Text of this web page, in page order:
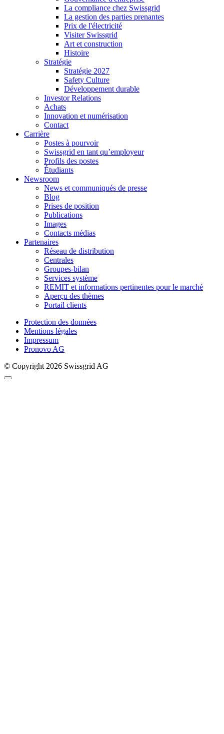
La compliance chez Swissgrid
La gestion des parties prenantes
Prix de l'électricité
Visiter Swissgrid
Art et construction
Histoire
Stratégie
Stratégie 2027
Safety Culture
Développement durable
Investor Relations
Achats
Innovation et numérisation
Contact
Carrière
Postes à pourvoir
Swissgrid en tant qu’employeur
Profils des postes
Étudiants
Newsroom
News et communiqués de presse
Blog
Prises de position
Publications
Images
Contacts médias
Partenaires
Réseau de distribution
Centrales
Groupes-bilan
Services système
REMIT et informations pertinentes pour le marché
Aperçu des thèmes
Portail clients
Protection des données
Mentions légales
Impressum
Pronovo AG
© Copyright 2026 Swissgrid AG